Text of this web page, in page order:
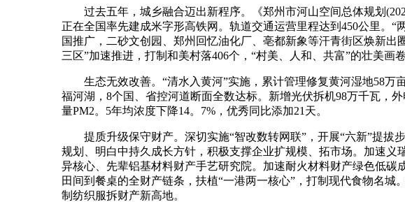
过去五年，城乡融合迈出新程序。《郑州市河山空间总体规划
正在全国率先建成米字形高铁网。轨道交通运营里程达到450公里。
国推广，二砂文创园、郑州回忆油化厂、亳都新象等汗青街区焕新
三区”加速推进，打制和美村落406个，“村美、人和、共富”的壮美画
生态无效改善。“清水入黄河”实施，累计管理修复黄河湿地58万
福河湖，8个国、省控河道断面全数达标。新增光伏拆机98万千瓦，
量PM2。5年均浓度下降14。7%，优秀同比添加21天。
提质升级保守财产。深切实施“智改数转网联”，开展“六新”提拔
规划、明白中持久成长方针，积极支撑企业扩规模、拓市场。加速
异核心、先辈铝基材料财产手艺研究院。加速耐火材料财产绿色低
田间到餐桌的全财产链条，扶植“一港两一核心”，打制现代食物名
制纺织服拆财产新高地。